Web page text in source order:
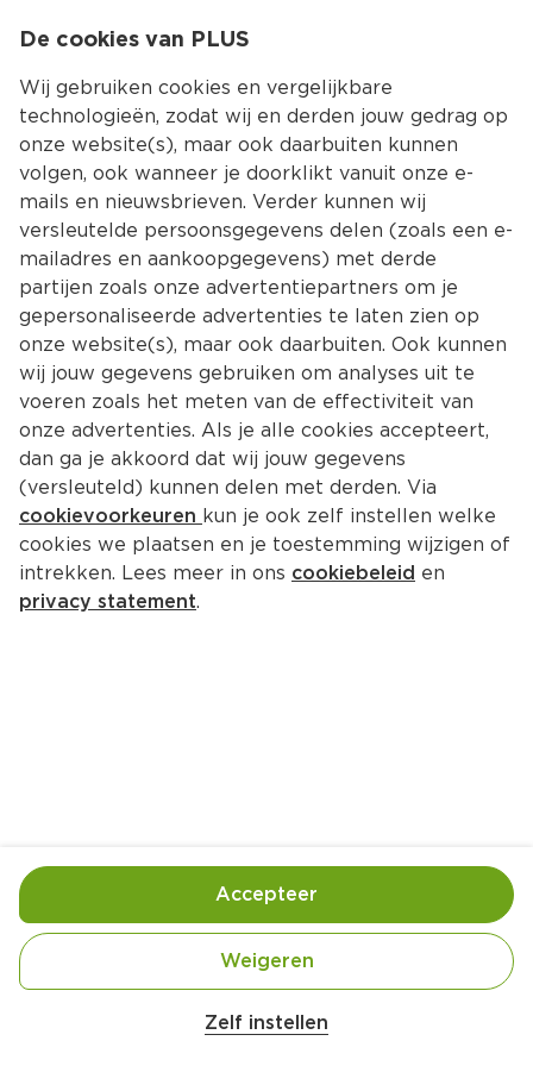
Kies jouw
Ingrediënten Bereiding
De cookies van PLUS
Wij gebruiken cookies en vergelijkbare
technologieën, zodat wij en derden jouw gedrag op
onze website(s), maar ook daarbuiten kunnen
volgen, ook wanneer je doorklikt vanuit onze e-
mails en nieuwsbrieven. Verder kunnen wij
versleutelde persoonsgegevens delen (zoals een e-
mailadres en aankoopgegevens) met derde
partijen zoals onze advertentiepartners om je
gepersonaliseerde advertenties te laten zien op
onze website(s), maar ook daarbuiten. Ook kunnen
wij jouw gegevens gebruiken om analyses uit te
voeren zoals het meten van de effectiviteit van
onze advertenties. Als je alle cookies accepteert,
dan ga je akkoord dat wij jouw gegevens
(versleuteld) kunnen delen met derden. Via
cookievoorkeuren kun je ook zelf instellen welke
cookies we plaatsen en je toestemming wijzigen of
intrekken. Lees meer in ons cookiebeleid en
privacy statement.
Zelf instellen
Weigeren
Accepteer